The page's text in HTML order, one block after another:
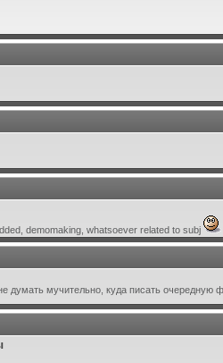
demomaking, whatsoever related to subj
думать мучительно, куда писать очередную